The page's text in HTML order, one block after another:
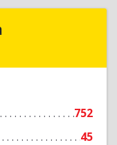
752
45
Пенза
Подробнее